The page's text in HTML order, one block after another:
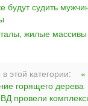
будут судить
жилые
этой категории:
горящего дерева
провели